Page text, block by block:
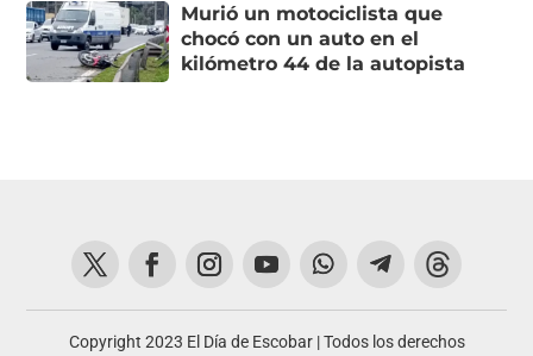
Murió un motociclista que
chocó con un auto en el
kilómetro 44 de la autopista
Copyright 2023 El Día de Escobar | Todos los derechos